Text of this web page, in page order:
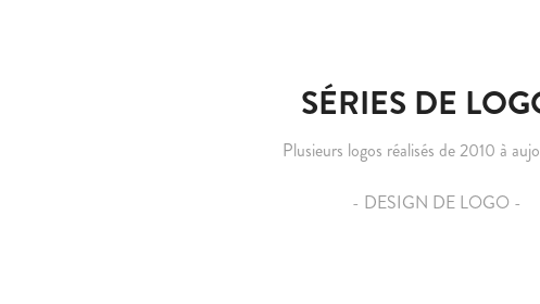
SÉRIES DE
Plusieurs logos réalisés de 2010 à
- DESIGN DE LOGO -